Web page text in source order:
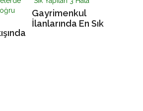
Gayrimenkul
İlanlarında En Sık